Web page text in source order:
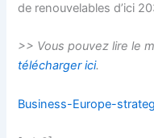
de renouvelables d’ici
>> Vous pouvez lire le
télécharger ici.
Business-Europe-